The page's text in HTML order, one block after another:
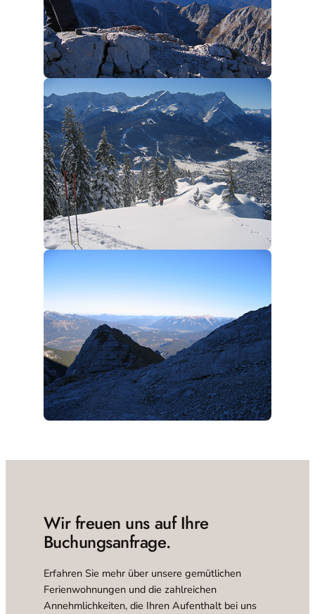
Wir freuen uns auf Ihre
Buchungsanfrage.
Erfahren Sie mehr über unsere gemütlichen
Ferienwohnungen und die zahlreichen
Annehmlichkeiten, die Ihren Aufenthalt bei uns